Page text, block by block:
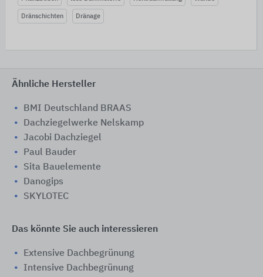
Dränschichten Dränage
Ähnliche Hersteller
BMI Deutschland BRAAS
Dachziegelwerke Nelskamp
Jacobi Dachziegel
Paul Bauder
Sita Bauelemente
Danogips
SKYLOTEC
Das könnte Sie auch interessieren
Extensive Dachbegrünung
Intensive Dachbegrünung